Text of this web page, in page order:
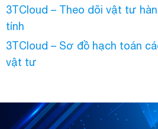
3TCloud – Theo dõi vật tư
tính
3TCloud – Sơ đồ hạch toán
vật tư